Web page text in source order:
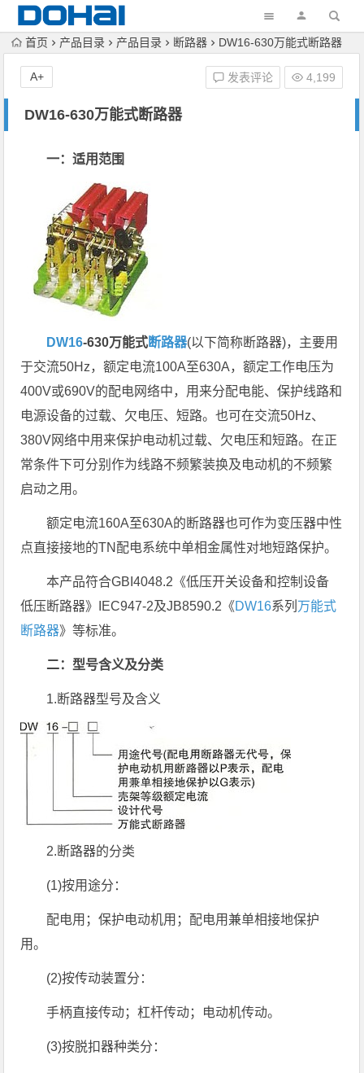
首页 产品目录 产品目录 断路器 DW16-630万能式断路器
DW16-630万能式断路器
发表评论 4,199
A+
一：适用范围
DW16-630万能式断路器(以下简称断路器)，主要用
于交流50Hz，额定电流100A至630A，额定工作电压为
400V或690V的配电网络中，用来分配电能、保护线路和
电源设备的过载、欠电压、短路。也可在交流50Hz、
380V网络中用来保护电动机过载、欠电压和短路。在正
常条件下可分别作为线路不频繁装换及电动机的不频繁
启动之用。
额定电流160A至630A的断路器也可作为变压器中性
点直接接地的TN配电系统中单相金属性对地短路保护。
本产品符合GBI4048.2《低压开关设备和控制设备
低压断路器》IEC947-2及JB8590.2《DW16系列 万能式
断路器》等标准。
二：型号含义及分类
1.断路器型号及含义
2.断路器的分类
(1)按用途分：
配电用；保护电动机用；配电用兼单相接地保护
用。
(2)按传动装置分：
手柄直接传动；杠杆传动；电动机传动。
(3)按脱扣器种类分：